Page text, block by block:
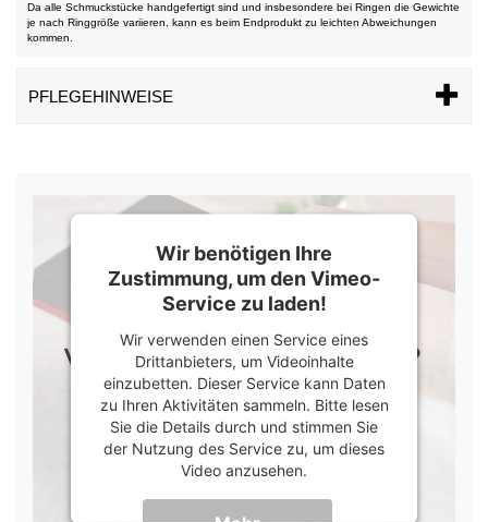
Da alle Schmuckstücke handgefertigt sind und insbesondere bei Ringen die Gewichte
je nach Ringgröße variieren, kann es beim Endprodukt zu leichten Abweichungen
kommen.
PFLEGEHINWEISE
Wir benötigen Ihre
Zustimmung, um den Vimeo-
Service zu laden!
Wir verwenden einen Service eines
Drittanbieters, um Videoinhalte
einzubetten. Dieser Service kann Daten
zu Ihren Aktivitäten sammeln. Bitte lesen
Sie die Details durch und stimmen Sie
der Nutzung des Service zu, um dieses
Video anzusehen.